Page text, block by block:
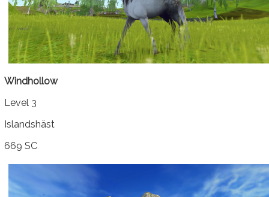
Windhollow
Level 3
Islandshäst
669 SC